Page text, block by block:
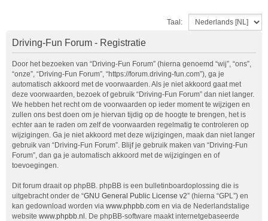
Taal:
Driving-Fun Forum - Registratie
Door het bezoeken van “Driving-Fun Forum” (hierna genoemd “wij”, “ons”,
“onze”, “Driving-Fun Forum”, “https://forum.driving-fun.com”), ga je
automatisch akkoord met de voorwaarden. Als je niet akkoord gaat met
deze voorwaarden, bezoek of gebruik “Driving-Fun Forum” dan niet langer.
We hebben het recht om de voorwaarden op ieder moment te wijzigen en
zullen ons best doen om je hiervan tijdig op de hoogte te brengen, het is
echter aan te raden om zelf de voorwaarden regelmatig te controleren op
wijzigingen. Ga je niet akkoord met deze wijzigingen, maak dan niet langer
gebruik van “Driving-Fun Forum”. Blijf je gebruik maken van “Driving-Fun
Forum”, dan ga je automatisch akkoord met de wijzigingen en of
toevoegingen.
Dit forum draait op phpBB. phpBB is een bulletinboardoplossing die is
uitgebracht onder de “GNU General Public License v2” (hierna “GPL”) en
kan gedownload worden via www.phpbb.com en via de Nederlandstalige
website www.phpbb.nl . De phpBB-software maakt internetgebaseerde